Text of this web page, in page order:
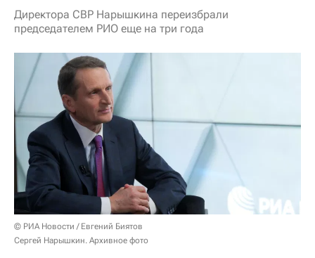
Директора СВР Нарышкина переизбрали
председателем РИО еще на три года
© РИА Новости / Евгений Биятов
Сергей Нарышкин. Архивное фото